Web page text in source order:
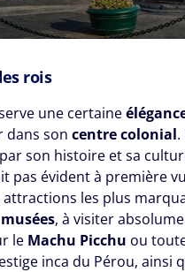
rois
une certaine
dans son centre colonial
son histoire et sa
pas évident à première
attractions les plus
musées, à visiter
le Machu Picchu ou
inca du Pérou, ainsi